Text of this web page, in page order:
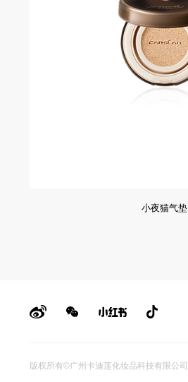
小夜猫气垫
版权所有©广州卡迪莲化妆品科技有限公司